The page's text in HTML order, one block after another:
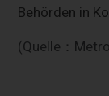
Behörden in
(Quelle：